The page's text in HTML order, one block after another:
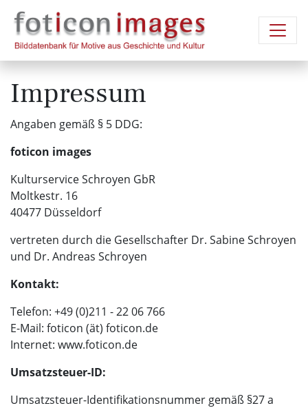
Impressum
Angaben gemäß § 5 DDG:
foticon images
Kulturservice Schroyen GbR
Moltkestr. 16
40477 Düsseldorf
vertreten durch die Gesellschafter Dr. Sabine Schroyen
und Dr. Andreas Schroyen
Kontakt:
Telefon: +49 (0)211 - 22 06 766
E-Mail: foticon (ät) foticon.de
Internet: www.foticon.de
Umsatzsteuer-ID:
Umsatzsteuer-Identifikationsnummer gemäß §27 a